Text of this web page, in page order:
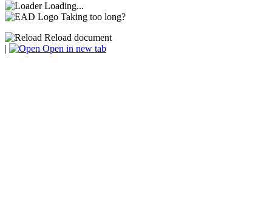
Loading...
Taking too long?
Reload document
|
Open in new tab